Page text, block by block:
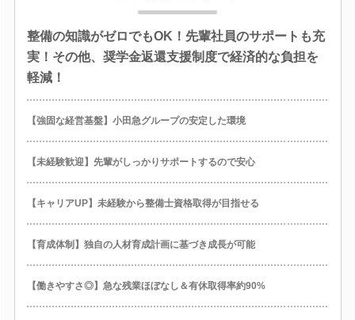
整備の知識がゼロでもOK！先輩社員のサポートも充
実！その他、奨学金返還支援制度で経済的な負担を
軽減！
【強固な経営基盤】小田急グループの安定した環境
【未経験歓迎】先輩がしっかりサポートするので安心
【キャリアUP】未経験から整備士資格取得が目指せる
【育成体制】独自の人材育成計画に基づき成長が可能
【働きやすさ◎】急な残業ほぼなし＆有休取得率約90%